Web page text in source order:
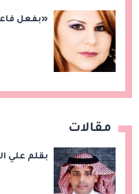
«بفعل
مقالات
بقلم علي